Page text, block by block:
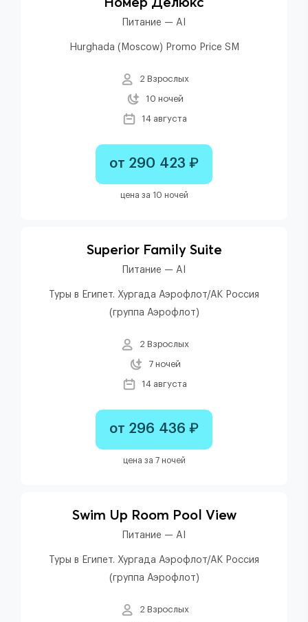
Питание — AI
Hurghada (Moscow) Promo Price SM
2 Взрослых
10 ночей
14 августа
от 290 423 ₽
цена за 10 ночей
Superior Family Suite
Питание — AI
Туры в Египет. Хургада Аэрофлот/АК Россия
(группа Аэрофлот)
2 Взрослых
7 ночей
14 августа
от 296 436 ₽
цена за 7 ночей
Swim Up Room Pool View
Питание — AI
Туры в Египет. Хургада Аэрофлот/АК Россия
(группа Аэрофлот)
2 Взрослых